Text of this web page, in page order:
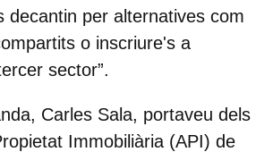
decantin per alternatives com
o inscriure's a
sector”.
Carles Sala, portaveu dels
Immobiliària (API) de